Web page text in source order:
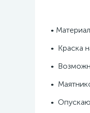
•
• Краска
•
•
•